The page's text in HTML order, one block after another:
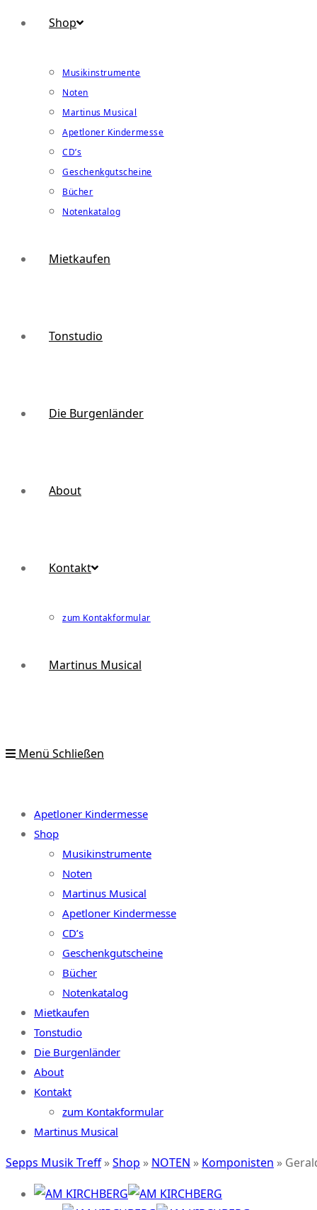
Shop
Musikinstrumente
Noten
Martinus Musical
Apetloner Kindermesse
CD’s
Geschenkgutscheine
Bücher
Notenkatalog
Mietkaufen
Tonstudio
Die Burgenländer
About
Kontakt
zum Kontakformular
Martinus Musical
Menü Schließen
Apetloner Kindermesse
Shop
Musikinstrumente
Noten
Martinus Musical
Apetloner Kindermesse
CD’s
Geschenkgutscheine
Bücher
Notenkatalog
Mietkaufen
Tonstudio
Die Burgenländer
About
Kontakt
zum Kontakformular
Martinus Musical
Sepps Musik Treff»Shop » NOTEN » Komponisten »